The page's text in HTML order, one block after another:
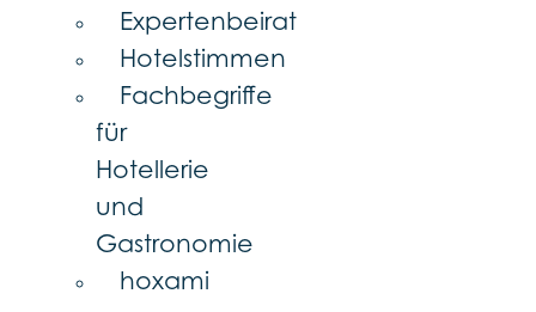
Expertenbeirat
Hotelstimmen
Fachbegriffe
für
Hotellerie
und
Gastronomie
hoxami